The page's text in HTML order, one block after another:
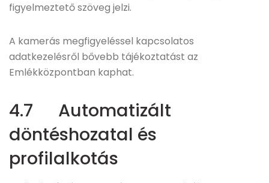
figyelmeztető szöveg jelzi.
A kamerás megfigyeléssel kapcsolatos
adatkezelésről bővebb tájékoztatást az
Emlékközpontban kaphat.
4.7 Automatizált
döntéshozatal és
profilalkotás